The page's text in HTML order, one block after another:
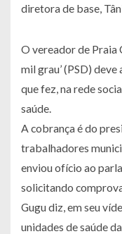
diretora de base,
O vereador de Praia
mil grau’ (PSD)
que fez, na rede
saúde.
A cobrança é do
trabalhadores
enviou ofício ao
solicitando
Gugu diz, em seu
unidades de saúde